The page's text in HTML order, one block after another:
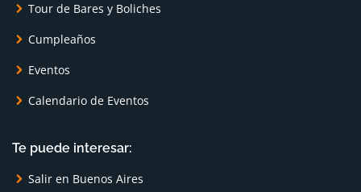
Tour de Bares y Boliches
Cumpleaños
Eventos
Calendario de Eventos
Te puede interesar:
Salir en Buenos Aires